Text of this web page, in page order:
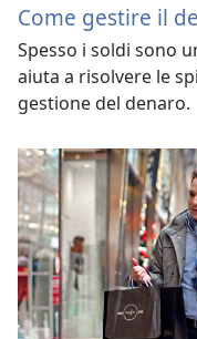
Come gestire il
Spesso i soldi sono
aiuta a risolvere le
gestione del denaro.